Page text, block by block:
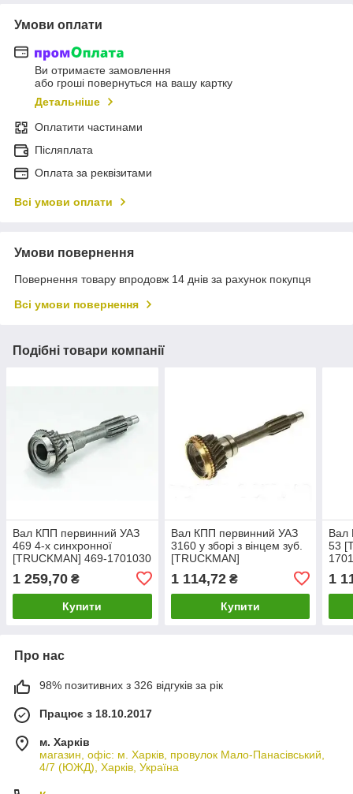
Умови оплати
Ви отримаєте замовлення
або гроші повернуться на вашу картку
Детальніше
Оплатити частинами
Післяплата
Оплата за реквізитами
Всі умови оплати
Умови повернення
Повернення товару впродовж 14 днів за рахунок покупця
Всі умови повернення
Подібні товари компанії
Вал КПП первинний УАЗ
469 4-х синхронної
[TRUCKMAN] 469-1701030
1 259,70 ₴
Купити
Вал КПП первинний УАЗ
3160 у зборі з вінцем зуб.
[TRUCKMAN]
1 114,72₴
Купити
Вал
53
1
Про нас
98% позитивних з 326 відгуків за рік
Працює з 18.10.2017
м. Харків
магазин, офіс: м. Харків, провулок Мало-Панасівський,
4/7 (ЮЖД), Харків, Україна